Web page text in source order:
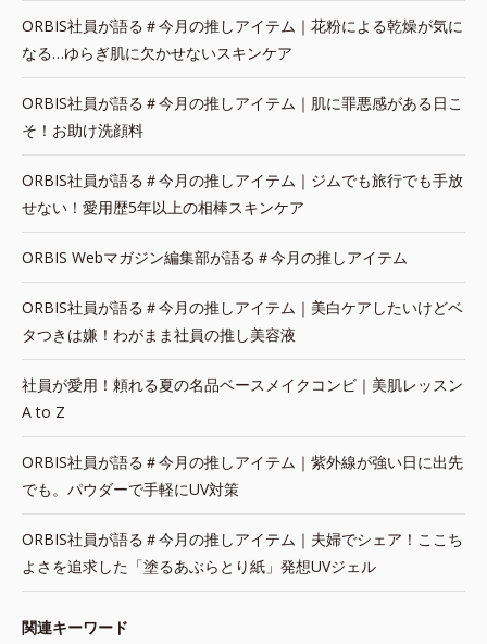
ORBIS社員が語る＃今月の推しアイテム｜花粉による乾燥が気に
なる…ゆらぎ肌に欠かせないスキンケア
ORBIS社員が語る＃今月の推しアイテム｜肌に罪悪感がある日こ
そ！お助け洗顔料
ORBIS社員が語る＃今月の推しアイテム｜ジムでも旅行でも手放
せない！愛用歴5年以上の相棒スキンケア
ORBIS Webマガジン編集部が語る＃今月の推しアイテム
ORBIS社員が語る＃今月の推しアイテム｜美白ケアしたいけどベ
タつきは嫌！わがまま社員の推し美容液
社員が愛用！頼れる夏の名品ベースメイクコンビ｜美肌レッスン
A to Z
ORBIS社員が語る＃今月の推しアイテム｜紫外線が強い日に出先
でも。パウダーで手軽にUV対策
ORBIS社員が語る＃今月の推しアイテム｜夫婦でシェア！ここち
よさを追求した「塗るあぶらとり紙」発想UVジェル
関連キーワード